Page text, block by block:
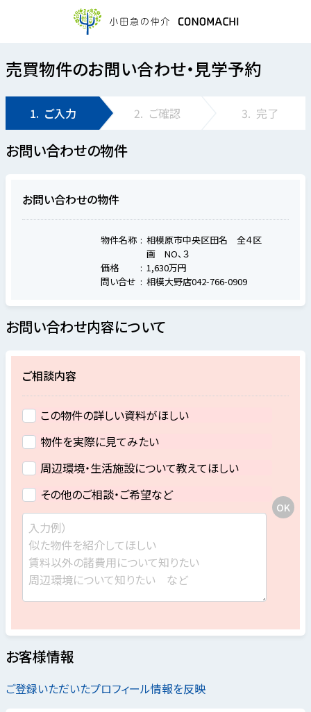
売買物件のお問い合わせ・見学予約
1. ご入力 2. ご確認 3. 完了
お問い合わせの物件
お問い合わせの物件
物件名称
相模原市中央区田名 全４区
画 NO、３
価格
1,630万円
問い合せ
相模大野店042-766-0909
お問い合わせ内容について
ご相談内容
この物件の詳しい資料がほしい
物件を実際に見てみたい
周辺環境・生活施設について教えてほしい
その他のご相談・ご希望など
お客様情報
ご登録いただいたプロフィール情報を反映